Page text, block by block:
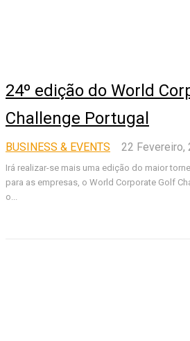
24º edição do World
Challenge Portugal
BUSINESS & EVENTS 22 Fevereiro,
Irá realizar-se mais uma edição do maior
para as empresas, o World Corporate Golf
o...